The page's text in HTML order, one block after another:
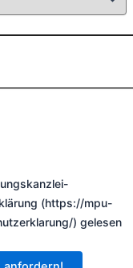
(https://mpu-
) gelesen